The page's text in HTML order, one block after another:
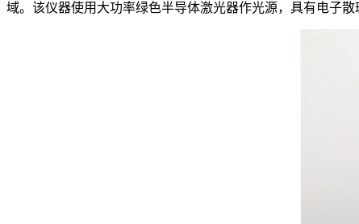
域。该仪器使用大功率绿色半导体激光器作光源，具有电子